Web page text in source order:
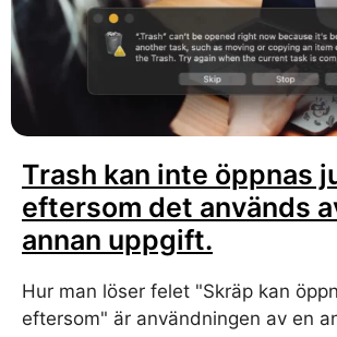
Trash kan inte öppnas
eftersom det används
annan uppgift.
Hur man löser felet "Skräp kan
eftersom" är användningen av en